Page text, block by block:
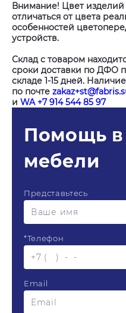
Внимание! Цвет
отличаться от цвета
особенностей
устройств.
Склад с товаром
сроки доставки по ДФО
складе 1-15 дней.
по почте
и WA +7 914 544 85 97
Помощь
мебели
Представьтесь
*Телефон
Email